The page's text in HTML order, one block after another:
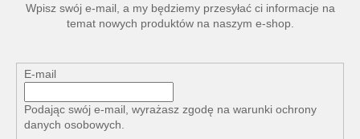
Wpisz swój e-mail, a my będziemy przesyłać ci informacje na
temat nowych produktów na naszym e-shop.
E-mail
Podając swój e-mail, wyrażasz zgodę na warunki ochrony
danych osobowych.